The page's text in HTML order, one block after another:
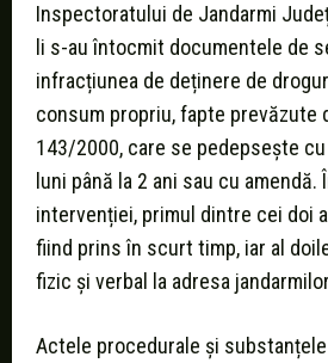
Inspectoratului de Jandarmi
li s-au întocmit documentele de
infracțiunea de deținere de
consum propriu, fapte prevăzute
143/2000, care se pedepsește
luni până la 2 ani sau cu amendă.
intervenției, primul dintre cei doi
fiind prins în scurt timp, iar al
fizic și verbal la adresa
Actele procedurale și